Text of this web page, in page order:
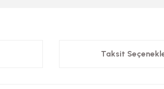
Taksit